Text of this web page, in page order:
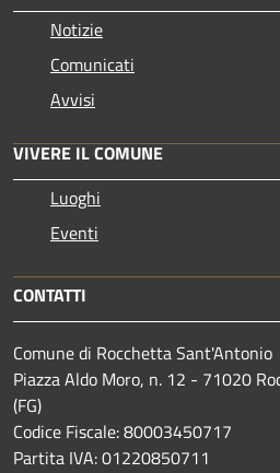
Notizie
Comunicati
Avvisi
VIVERE IL COMUNE
Luoghi
Eventi
CONTATTI
Comune di Rocchetta Sant'Antonio
Piazza Aldo Moro, n. 12 - 71020
(FG)
Codice Fiscale: 80003450717
Partita IVA: 01220850711